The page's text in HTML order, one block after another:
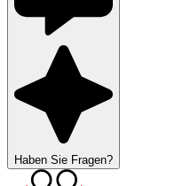
Haben Sie Fragen?